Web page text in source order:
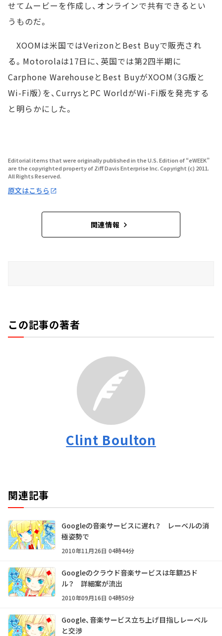
せてムービーを作成し、オンラインで共有できるとい
うものだ。
XOOMは米国ではVerizonとBest Buyで販売され
る。Motorolaは17日に、英国では第2四半期に
Carphone WarehouseとBest BuyがXOOM（3G版と
Wi-Fi版）を、CurrysとPC WorldがWi-Fi版を発売する
と明らかにした。
Editorial items that were originally published in the U.S. Edition of “eWEEK”
are the copyrighted property of Ziff Davis Enterprise Inc. Copyright (c) 2011.
All Rights Reserved.
原文はこちら
関連情報
この記事の著者
Clint Boulton
関連記事
Googleの音楽サービスに遅れ？ レーベルの消
極姿勢で
2010年11月26日 04時44分
Googleのクラウド音楽サービスは年額25ド
ル？ 詳細案が流出
2010年09月16日 04時50分
Google、音楽サービス立ち上げ目指しレーベル
と交渉